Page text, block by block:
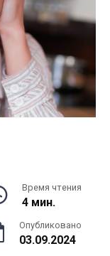
Время чтения
4 мин.
Опубликовано
03.09.2024